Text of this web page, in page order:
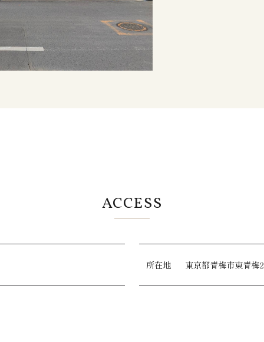
ACCESS
所在地 東京都青梅市東青梅